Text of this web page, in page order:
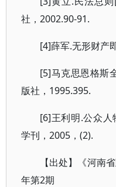
社，2002.90-91.
[4]薛军.无形财产
[5]马克思恩格斯
版社，1995.395.
[6]王利明.公众人
学刊，2005，(2).
【出处】《河南
年第2期